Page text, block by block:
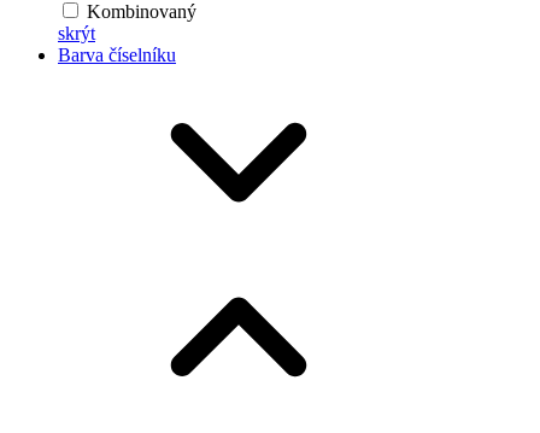
Kombinovaný
skrýt
Barva číselníku